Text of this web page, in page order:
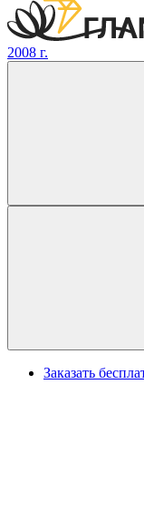
2008 г.
Заказать